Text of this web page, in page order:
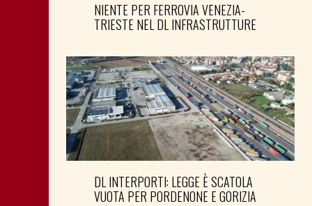
NIENTE PER FERROVIA VENEZIA-
TRIESTE NEL DL INFRASTRUTTURE
DL INTERPORTI: LEGGE È SCATOLA
VUOTA PER PORDENONE E GORIZIA